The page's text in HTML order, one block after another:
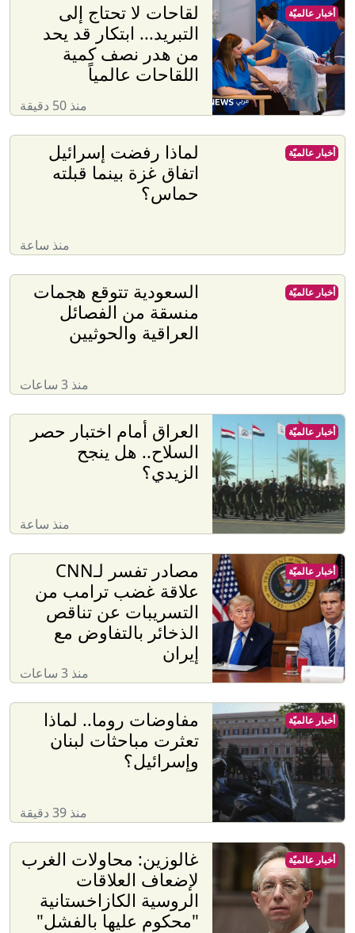
لقاحات لا تحتاج إلى
التبريد... ابتكار قد يحد
من هدر نصف كمية
اللقاحات عالمياً
منذ 50 دقيقة
أخبار عالميّة
لماذا رفضت إسرائيل
اتفاق غزة بينما قبلته
حماس؟
منذ ساعة
أخبار عالميّة
السعودية تتوقع هجمات
منسقة من الفصائل
العراقية والحوثيين
منذ 3 ساعات
أخبار عالميّة
العراق أمام اختبار حصر
السلاح.. هل ينجح
الزيدي؟
منذ ساعة
أخبار عالميّة
مصادر تفسر لـCNN
علاقة غضب ترامب من
التسريبات عن تناقص
الذخائر بالتفاوض مع
إيران
منذ 3 ساعات
أخبار عالميّة
مفاوضات روما.. لماذا
تعثرت مباحثات لبنان
وإسرائيل؟
منذ 39 دقيقة
أخبار عالميّة
غالوزين: محاولات الغرب
لإضعاف العلاقات
الروسية الكازاخستانية
"محكوم عليها بالفشل"
أخبار عالميّة